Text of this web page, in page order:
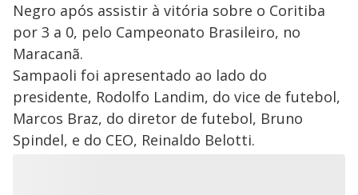
Negro após assistir à vitória sobre o Coritiba
por 3 a 0, pelo Campeonato Brasileiro, no
Maracanã.
Sampaoli foi apresentado ao lado do
presidente, Rodolfo Landim, do vice de futebol,
Marcos Braz, do diretor de futebol, Bruno
Spindel, e do CEO, Reinaldo Belotti.